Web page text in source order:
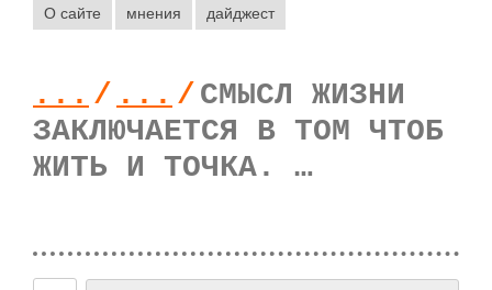
О сайте мнения дайджест
... / ... / СМЫСЛ ЖИЗНИ
ЗАКЛЮЧАЕТСЯ В ТОМ ЧТОБ
ЖИТЬ И ТОЧКА. …